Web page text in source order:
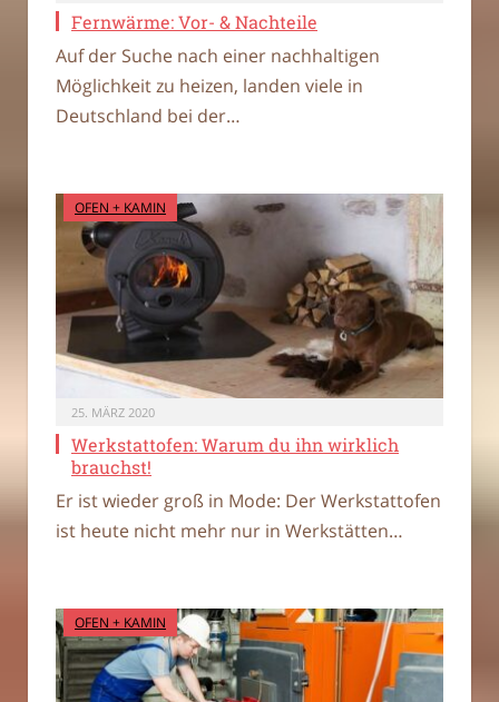
Fernwärme: Vor- & Nachteile
Auf der Suche nach einer nachhaltigen
Möglichkeit zu heizen, landen viele in
Deutschland bei der…
OFEN + KAMIN
25. MÄRZ 2020
Werkstattofen: Warum du ihn wirklich
brauchst!
Er ist wieder groß in Mode: Der Werkstattofen
ist heute nicht mehr nur in Werkstätten…
OFEN + KAMIN